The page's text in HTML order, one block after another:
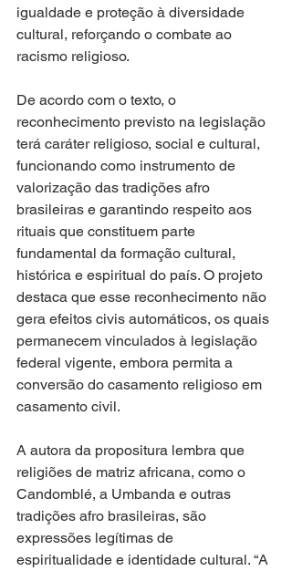
igualdade e proteção à diversidade
cultural, reforçando o combate ao
racismo religioso.
De acordo com o texto, o
reconhecimento previsto na legislação
terá caráter religioso, social e cultural,
funcionando como instrumento de
valorização das tradições afro
brasileiras e garantindo respeito aos
rituais que constituem parte
fundamental da formação cultural,
histórica e espiritual do país. O projeto
destaca que esse reconhecimento não
gera efeitos civis automáticos, os quais
permanecem vinculados à legislação
federal vigente, embora permita a
conversão do casamento religioso em
casamento civil.
A autora da propositura lembra que
religiões de matriz africana, como o
Candomblé, a Umbanda e outras
tradições afro brasileiras, são
expressões legítimas de
espiritualidade e identidade cultural. “A